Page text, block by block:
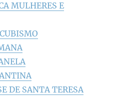
MULHERES E
DE SANTA TERESA